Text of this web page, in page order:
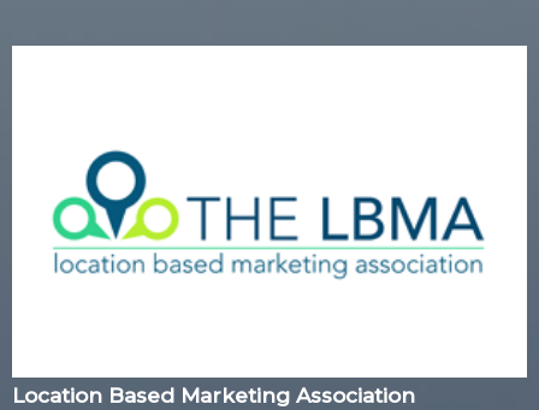
Location Based Marketing Association